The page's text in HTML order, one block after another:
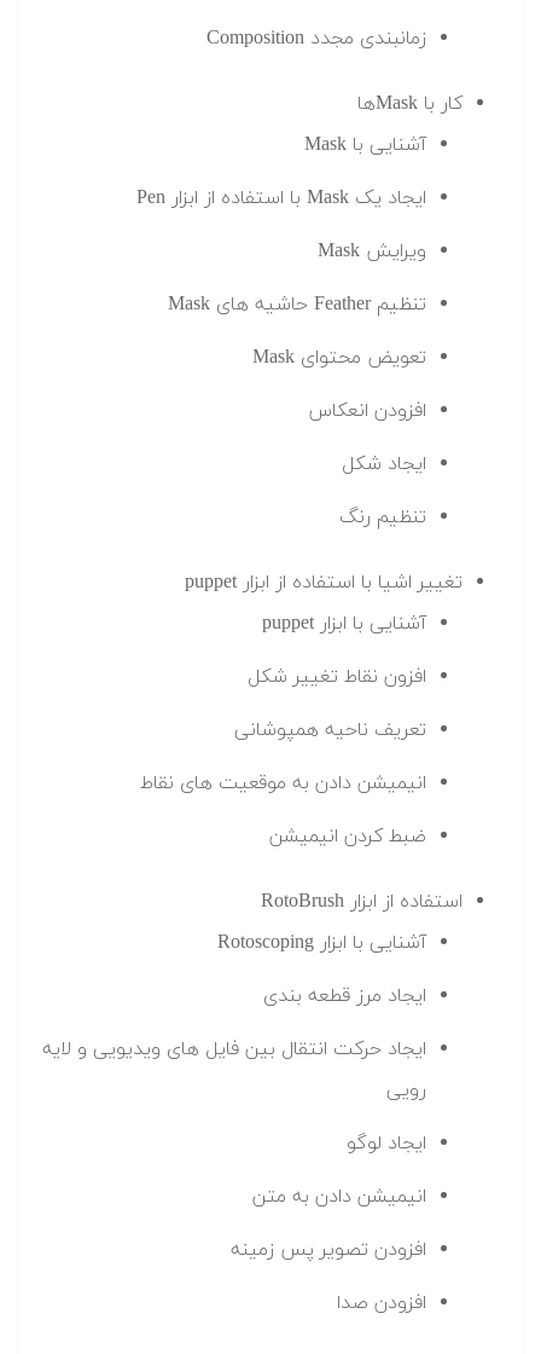
زمانبندی مجدد Composition
کار با Maskها
آشنایی با Mask
ایجاد یک Mask با استفاده از ابزار Pen
ویرایش Mask
تنظیم Feather حاشیه های Mask
تعویض محتوای Mask
افزودن انعکاس
ایجاد شکل
تنظیم رنگ
تغییر اشیا با استفاده از ابزار puppet
آشنایی با ابزار puppet
افزون نقاط تغییر شکل
تعریف ناحیه همپوشانی
انیمیشن دادن به موقعیت های نقاط
ضبط کردن انیمیشن
استفاده از ابزار RotoBrush
آشنایی با ابزار Rotoscoping
ایجاد مرز قطعه بندی
ایجاد حرکت انتقال بین فایل های ویدیویی و لایه
رویی
ایجاد لوگو
انیمیشن دادن به متن
افزودن تصویر پس زمینه
افزودن صدا